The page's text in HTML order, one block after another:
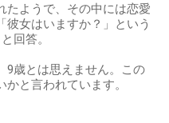
たようで、その中には恋愛
女はいますか？」という
回答。
9歳とは思えません。この
と言われています。